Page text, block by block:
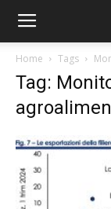
Home Tags
Tag: